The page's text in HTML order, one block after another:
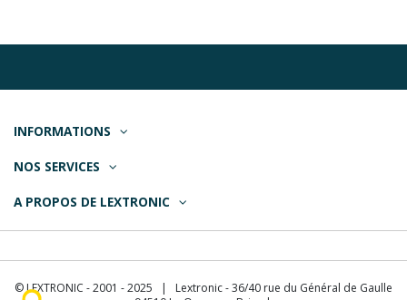
INFORMATIONS
NOS SERVICES
A PROPOS DE LEXTRONIC
© LEXTRONIC - 2001 - 2025 | Lextronic - 36/40 rue du Général de Gaulle